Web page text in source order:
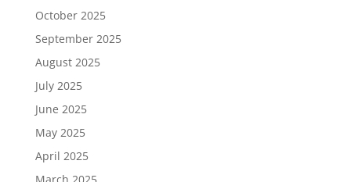
October 2025
September 2025
August 2025
July 2025
June 2025
May 2025
April 2025